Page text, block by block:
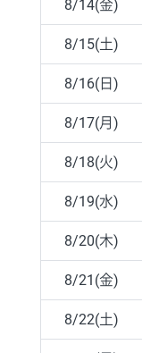
8/14(金)
8/15(土)
8/16(日)
8/17(月)
8/18(火)
8/19(水)
8/20(木)
8/21(金)
8/22(土)